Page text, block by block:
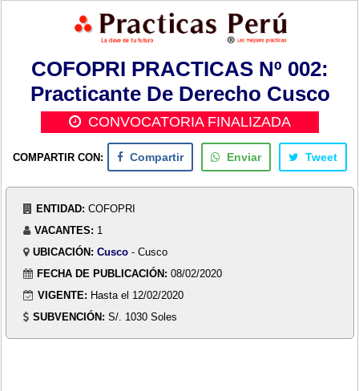
COFOPRI PRACTICAS Nº 002:
Practicante De Derecho Cusco
CONVOCATORIA FINALIZADA
COMPARTIR CON: Compartir Enviar Tweet
ENTIDAD: COFOPRI
VACANTES: 1
UBICACIÓN: Cusco - Cusco
FECHA DE PUBLICACIÓN: 08/02/2020
VIGENTE: Hasta el 12/02/2020
SUBVENCIÓN: S/. 1030 Soles